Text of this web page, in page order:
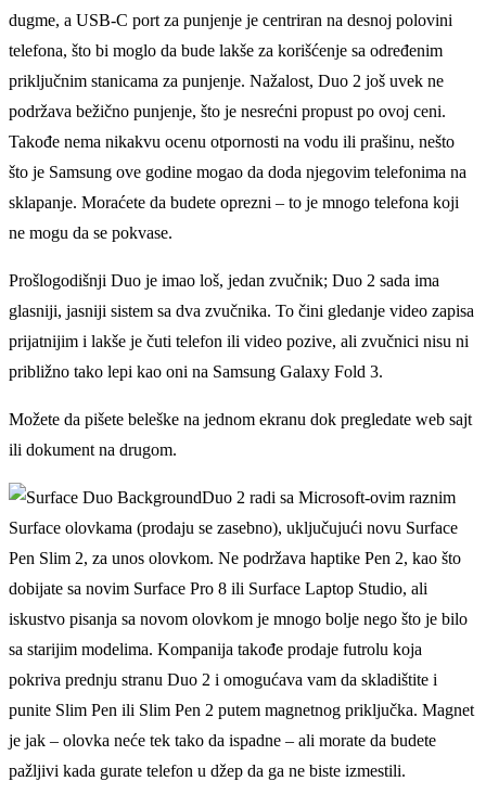
dugme, a USB-C port za punjenje je centriran na desnoj polovini
telefona, što bi moglo da bude lakše za korišćenje sa određenim
priklјučnim stanicama za punjenje. Nažalost, Duo 2 još uvek ne
podržava bežično punjenje, što je nesrećni propust po ovoj ceni.
Takođe nema nikakvu ocenu otpornosti na vodu ili prašinu, nešto
što je Samsung ove godine mogao da doda njegovim telefonima na
sklapanje. Moraćete da budete oprezni – to je mnogo telefona koji
ne mogu da se pokvase.
Prošlogodišnji Duo je imao loš, jedan zvučnik; Duo 2 sada ima
glasniji, jasniji sistem sa dva zvučnika. To čini gledanje video zapisa
prijatnijim i lakše je čuti telefon ili video pozive, ali zvučnici nisu ni
približno tako lepi kao oni na Samsung Galaxy Fold 3.
Možete da pišete beleške na jednom ekranu dok pregledate web sajt
ili dokument na drugom.
Duo 2 radi sa Microsoft-ovim raznim
Surface olovkama (prodaju se zasebno), uklјučujući novu Surface
Pen Slim 2, za unos olovkom. Ne podržava haptike Pen 2, kao što
dobijate sa novim Surface Pro 8 ili Surface Laptop Studio, ali
iskustvo pisanja sa novom olovkom je mnogo bolјe nego što je bilo
sa starijim modelima. Kompanija takođe prodaje futrolu koja
pokriva prednju stranu Duo 2 i omogućava vam da skladištite i
punite Slim Pen ili Slim Pen 2 putem magnetnog priklјučka. Magnet
je jak – olovka neće tek tako da ispadne – ali morate da budete
pažlјivi kada gurate telefon u džep da ga ne biste izmestili.